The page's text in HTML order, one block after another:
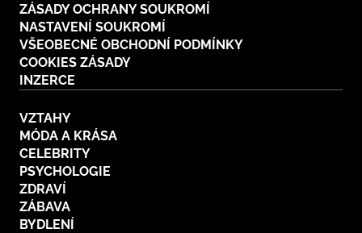
ZÁSADY OCHRANY SOUKROMÍ
NASTAVENÍ SOUKROMÍ
VŠEOBECNÉ OBCHODNÍ PODMÍNKY
COOKIES ZÁSADY
INZERCE
VZTAHY
MÓDA A KRÁSA
CELEBRITY
PSYCHOLOGIE
ZDRAVÍ
ZÁBAVA
BYDLENÍ